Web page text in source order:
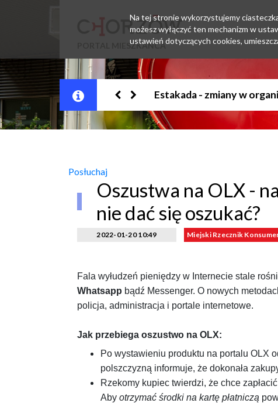
PORTAL MIESZKAŃCA
Jesteśmy w EZD
Posłuchaj
Oszustwa na OLX -
nie dać się oszukać?
2022-01-20 10:49 Miejski Rzecznik
Fala wyłudzeń pieniędzy w Internecie stale
Whatsapp bądź Messenger. O nowych
policja, administracja i portale internetowe.
Jak przebiega oszustwo na OLX:
Po wystawieniu produktu na portalu OLX
polszczyzną informuje, że dokonała
Rzekomy kupiec twierdzi, że chce
Aby otrzymać środki na kartę płatniczą
Na tej stronie wykorzystujemy
możesz wyłączyć ten mechanizm w
ustawień dotyczących cookies,